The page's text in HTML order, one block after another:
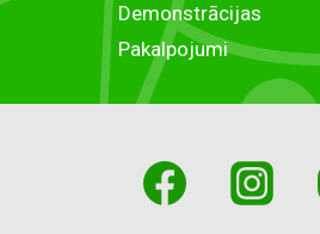
Demonstrācijas
Pakalpojumi